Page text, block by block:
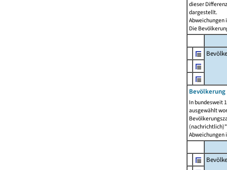
dieser
dargestellt.
Abweichungen
Die
In bundesweit
ausgewählt
Abweichungen